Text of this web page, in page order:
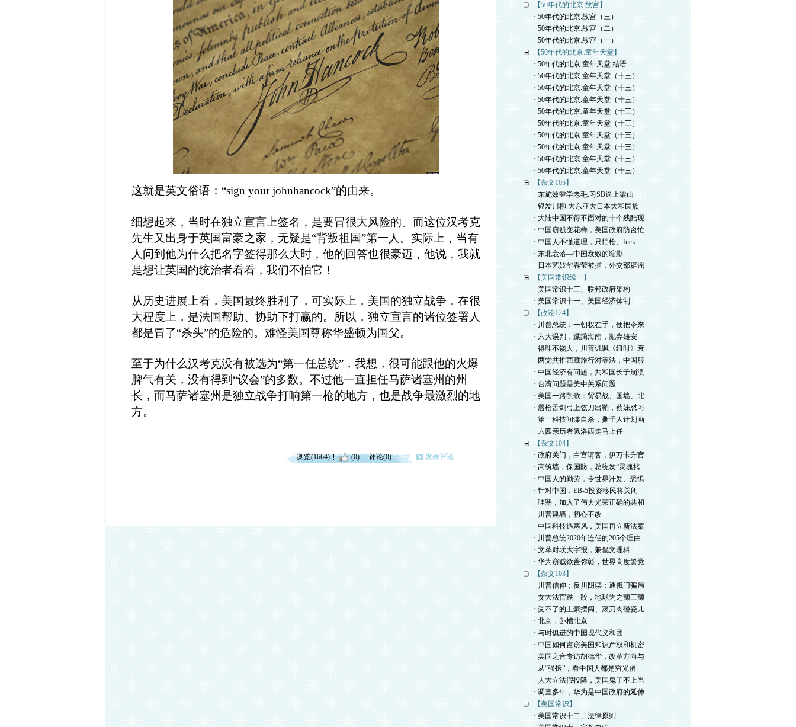
这就是英文俗语：“sign your johnhancock”的由来。
细想起来，当时在独立宣言上签名，是要冒很大风险的。而这位汉考克
先生又出身于英国富豪之家，无疑是“背叛祖国”第一人。实际上，当有
人问到他为什么把名字签得那么大时，他的回答也很豪迈，他说，我就
是想让英国的统治者看看，我们不怕它！
从历史进展上看，美国最终胜利了，可实际上，美国的独立战争，在很
大程度上，是法国帮助、协助下打赢的。所以，独立宣言的诸位签署人
都是冒了“杀头”的危险的。难怪美国尊称华盛顿为国父。
至于为什么汉考克没有被选为“第一任总统”，我想，很可能跟他的火爆
脾气有关，没有得到“议会”的多数。不过他一直担任马萨诸塞州的州
长，而马萨诸塞州是独立战争打响第一枪的地方，也是战争最激烈的地
方。
浏览(1664) (0) 评论(0) 发表评论
【50年代的北京.故宫】
· 50年代的北京.故宫（三）
· 50年代的北京.故宫（二）
· 50年代的北京.故宫（一）
【50年代的北京.童年天堂】
· 50年代的北京.童年天堂.结语
· 50年代的北京.童年天堂（十三）
· 50年代的北京.童年天堂（十三）
· 50年代的北京.童年天堂（十三）
· 50年代的北京.童年天堂（十三）
· 50年代的北京.童年天堂（十三）
· 50年代的北京.童年天堂（十三）
· 50年代的北京.童年天堂（十三）
· 50年代的北京.童年天堂（十三）
· 50年代的北京.童年天堂（十三）
【杂文105】
· 东施效颦学老毛.习SB逼上梁山
· 银发川柳.大东亚大日本大和民族
· 大陆中国不得不面对的十个残酷现
· 中国窃贼变花样，美国政府防盗忙
· 中国人不懂道理，只怕枪、fuck
· 东北衰落—中国衰败的缩影
· 日本艺妓华春莹被捕，外交部辟谣
【美国常识续一】
· 美国常识十三、联邦政府架构
· 美国常识十一、美国经济体制
【政论124】
· 川普总统：一朝权在手，便把令来
· 六大误判，蹂躏海南，抛弃雄安
· 得理不饶人，川普讥讽《纽时》衰
· 两党共推西藏旅行对等法，中国服
· 中国经济有问题，共和国长子崩溃
· 台湾问题是美中关系问题
· 美国一路凯歌：贸易战、国墙、北
· 唇枪舌剑弓上弦刀出鞘，蔡妹怼习
· 第一科技间谍自杀，撕千人计划画
· 六四亲历者佩洛西走马上任
【杂文104】
· 政府关门，白宫请客，伊万卡升官
· 高筑墙，保国防，总统发“灵魂拷
· 中国人的勤劳，令世界汗颜、恐惧
· 针对中国，EB-5投资移民将关闭
· 哇塞，加入了伟大光荣正确的共和
· 川普建墙，初心不改
· 中国科技遇寒风，美国再立新法案
· 川普总统2020年连任的205个理由
· 文革对联大字报，兼侃文理科
· 华为窃贼欲盖弥彰，世界高度警觉
【杂文103】
· 川普信仰；反川阴谋；通俄门骗局
· 女大法官跌一跤，地球为之颤三颤
· 受不了的土豪摆阔、滚刀肉碰瓷儿
· 北京，卧槽北京
· 与时俱进的中国现代义和团
· 中国如何盗窃美国知识产权和机密
· 美国之音专访胡德华，改革方向与
· 从“强拆”，看中国人都是穷光蛋
· 人大立法假投降，美国鬼子不上当
· 调查多年，华为是中国政府的延伸
【美国常识】
· 美国常识十二、法律原则